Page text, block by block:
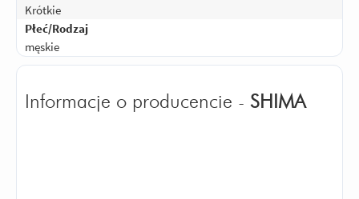
Krótkie
Płeć/Rodzaj
męskie
Informacje o producencie - SHIMA